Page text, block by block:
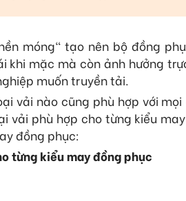
móng" tạo nên bộ đồng
khi mặc mà còn ảnh hưởng
muốn truyền tải.
vải nào cũng phù hợp với
vải phù hợp cho từng kiểu
đồng phục:
từng kiểu may đồng phục